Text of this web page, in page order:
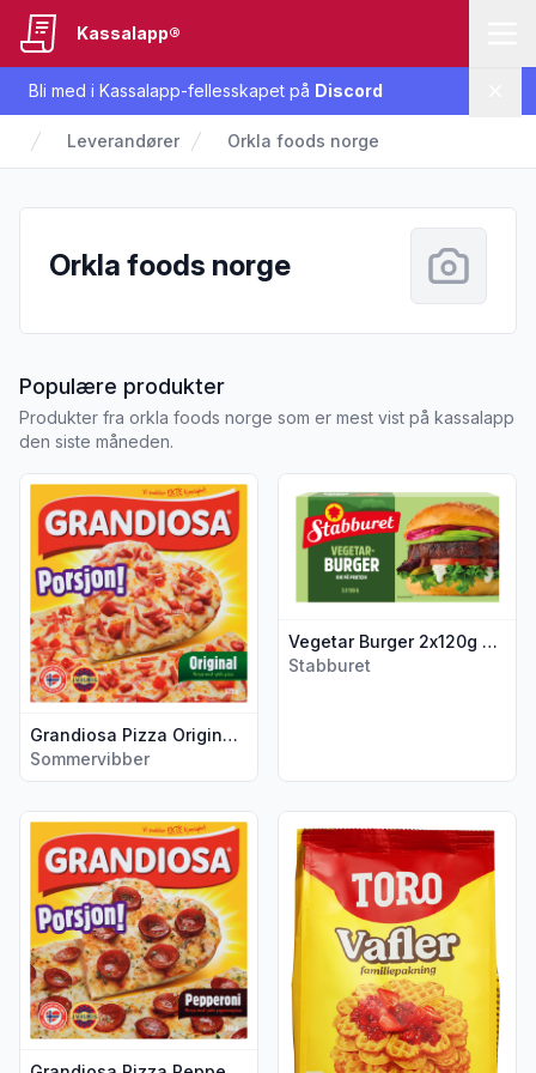
Bli med i Kassalapp-fellesskapet på Discord
Kassalapp®
Leverandører Orkla foods norge
Orkla foods norge
Populære produkterfra Orkla foods norge
Produkter fra orkla foods norge som er mest vist på kassalapp
den siste måneden.
Grandiosa Pizza Original Porsjon 375g Sommervibber
Sommervibber
Vis flere detaljer for produktet "Grandiosa Pizza Original
Vegetar Burger 2x120g Stabburet
Stabburet
Vis flere detaljer for
Vis flere detaljer for produktet "Grandiosa Pizza Pepperoni
Vis flere detaljer for